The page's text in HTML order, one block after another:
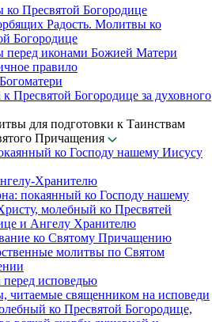
Пресвятой Богородице
Радость. Молитвы ко
Богородице
перед иконами Божией Матери
правило
Пресвятой Богородице за духовного
для подготовки к Таинствам
Причащения
ко Господу нашему Иисусу
Хранителю
покаянный ко Господу нашему
молебный ко Пресвятей
и Ангелу Хранителю
ко Святому Причащению
молитвы по Святом
исповедью
читаемые священником на исповеди
ко Пресвятой Богородице,